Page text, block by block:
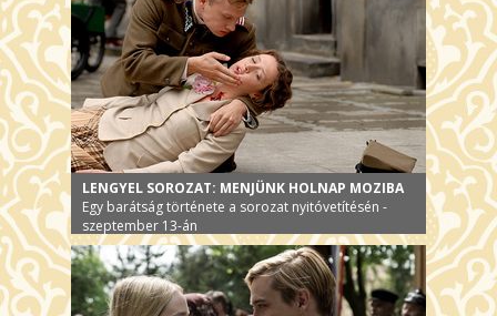
LENGYEL SOROZAT: MENJÜNK HOLNAP MOZIBA
Egy barátság története a sorozat nyitóvetítésén -
szeptember 13-án